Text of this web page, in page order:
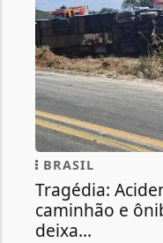
BRASIL
Tragédia:
caminhão e
deixa...